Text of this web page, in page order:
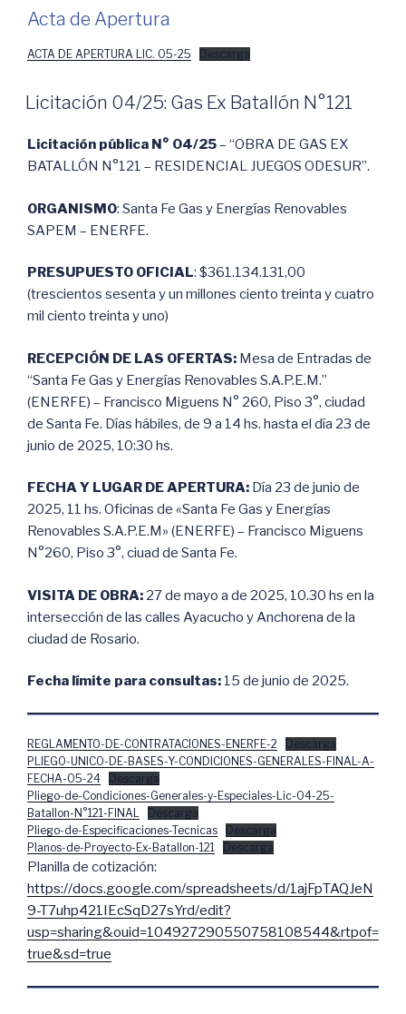
Acta de Apertura
ACTA DE APERTURA LIC. 05-25 Descarga
Licitación 04/25: Gas Ex Batallón N°121
Licitación pública N° 04/25– “OBRA DE GAS EX
BATALLÓN N°121 – RESIDENCIAL JUEGOS ODESUR”.
ORGANISMO: Santa Fe Gas y Energías Renovables
SAPEM – ENERFE.
PRESUPUESTO OFICIAL: $361.134.131,00
(trescientos sesenta y un millones ciento treinta y cuatro
mil ciento treinta y uno)
RECEPCIÓN DE LAS OFERTAS: Mesa de Entradas de
“Santa Fe Gas y Energías Renovables S.A.P.E.M.”
(ENERFE) – Francisco Miguens N° 260, Piso 3°, ciudad
de Santa Fe. Días hábiles, de 9 a 14 hs. hasta el día 23 de
junio de 2025, 10:30 hs.
FECHA Y LUGAR DE APERTURA: Día 23 de junio de
2025, 11 hs. Oficinas de «Santa Fe Gas y Energías
Renovables S.A.P.E.M» (ENERFE) – Francisco Miguens
N°260, Piso 3°, ciuad de Santa Fe.
VISITA DE OBRA: 27 de mayo a de 2025, 10.30 hs en la
intersección de las calles Ayacucho y Anchorena de la
ciudad de Rosario.
Fecha límite para consultas: 15 de junio de 2025.
REGLAMENTO-DE-CONTRATACIONES-ENERFE-2
Descarga
PLIEGO-UNICO-DE-BASES-Y-CONDICIONES-GENERALES-FINAL-A-
FECHA-05-24
Descarga
Pliego-de-Condiciones-Generales-y-Especiales-Lic-04-25-
Batallon-N°121-FINAL
Descarga
Pliego-de-Especificaciones-Tecnicas
Descarga
Planos-de-Proyecto-Ex-Batallon-121
Descarga
Planilla de cotización:
https://docs.google.com/spreadsheets/d/1ajFpTAQJeN
9-T7uhp421IEcSqD27sYrd/edit?
usp=sharing&ouid=104927290550758108544&rtpof=
true&sd=true